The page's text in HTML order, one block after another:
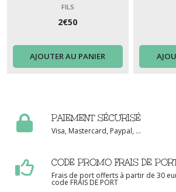
Foncé
FILS
2€50
AJOUTER AU PANIER
PAIEMENT SÉCURISÉ
Visa, Mastercard, Paypal, ...
CODE PROMO FRAIS DE
Frais de port offerts à partir de 30
code FRAIS DE PORT